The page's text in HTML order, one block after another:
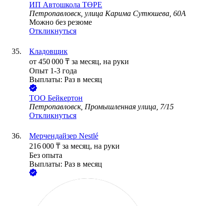
ИП Автошкола ТӨРЕ
Петропавловск, улица Карима Сутюшева, 60А
Можно без резюме
Откликнуться
Кладовщик
от 450 000 ₸ за месяц, на руки
Опыт 1-3 года
Выплаты: Раз в месяц
ТОО Бейкертон
Петропавловск, Промышленная улица, 7/15
Откликнуться
Мерчендайзер Nestlé
216 000 ₸ за месяц, на руки
Без опыта
Выплаты: Раз в месяц